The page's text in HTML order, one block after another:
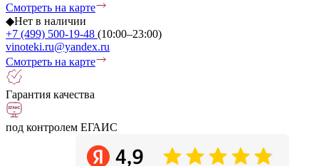
Смотреть на карте
◆Нет в наличии
+7 (499) 500-19-48 (10:00–23:00)
vinoteki.ru@yandex.ru
Смотреть на карте
Гарантия качества
под контролем ЕГАИС